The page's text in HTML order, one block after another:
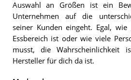
Auswahl an Größen ist ein
Unternehmen auf die
seiner Kunden eingeht. Egal,
Essbereich ist oder wie viele
musst, die Wahrscheinlichkeit
Hersteller für dich da ist.